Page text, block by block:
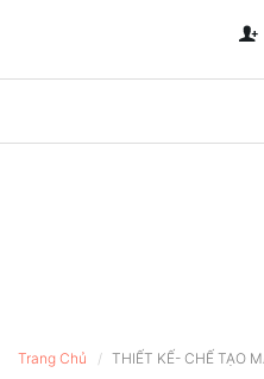
Trang Chủ THIẾT KẾ- CHẾ TẠO